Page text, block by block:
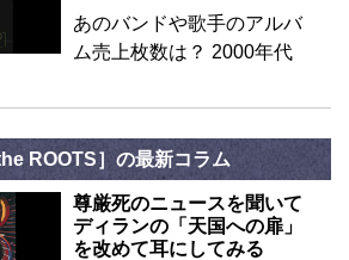
あのバンドや歌手のアルバ
ム売上枚数は？ 2000年代
ROOTS］の最新コラム
尊厳死のニュースを聞いて
ディランの「天国への扉」
を改めて耳にしてみる